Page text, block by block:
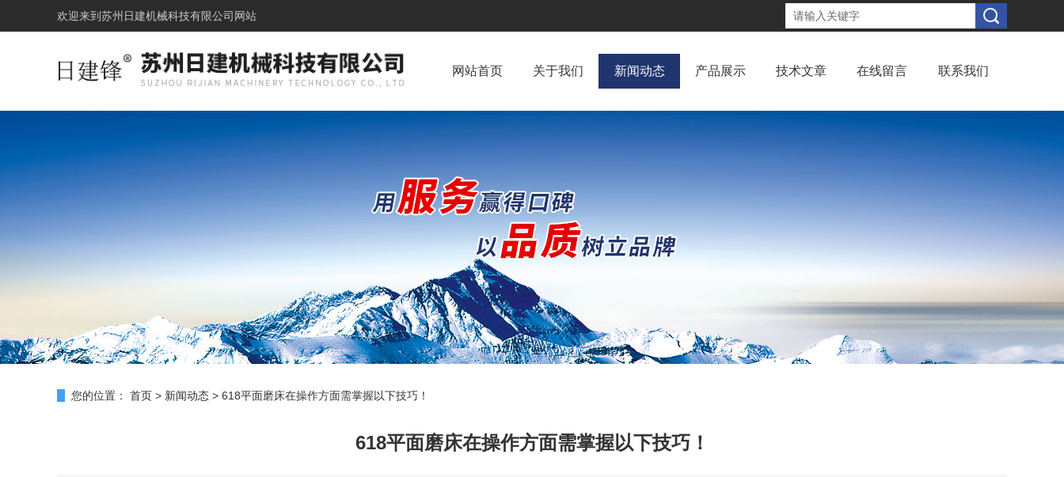
欢迎来到 苏州日建机械科技有限公司网站
网站首页 关于我们 新闻动态 产品展示 技术文章 在线留言 联系我们
您的位置： 首页 > 新闻动态 > 618平面磨床在操作方面需掌握以下技巧！
618平面磨床在操作方面需掌握以下技巧！